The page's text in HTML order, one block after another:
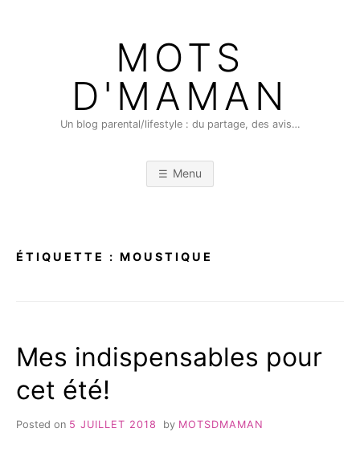
MOTS
D'MAMAN
Un blog parental/lifestyle : du partage, des avis…
Menu
ÉTIQUETTE : MOUSTIQUE
Mes indispensables pour
cet été!
Posted on 5 JUILLET 2018 by MOTSDMAMAN